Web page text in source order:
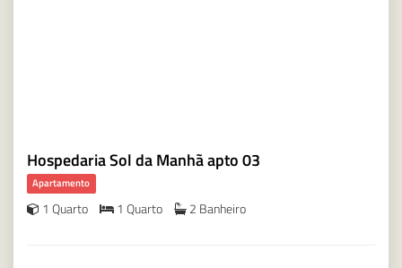
Hospedaria Sol da Manhã apto 03
Apartamento
1 Quarto 1 Quarto 2 Banheiro